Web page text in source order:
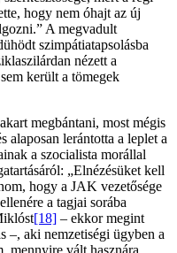
hogy nem óhajt az új
A megvadult
szimpátiatapsolásba
nézett a
került a tömegek
megbántani, most mégis
alaposan lerántotta a leplet a
a szocialista morállal
„Elnézésüket kell
hogy a JAK vezetősége
a tagjai sorába
[18] – ekkor megint
–, aki nemzetiségi ügyben a
mennyire vált hasznára.